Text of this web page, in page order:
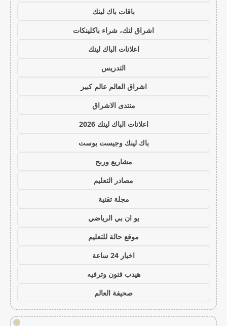
باقات باك لينك
اشراق لنك، شراء باكلينكات
اعلانات الباك لينك
التدريس
اشراق العالم عالم كبير
منتدى الاشراق
اعلانات الباك لينك 2026
باك لينك وجيست بوست
مشاريع وربح
مصادر التعليم
مجلة تقنية
يو ان بي الرياضي
موقع حالة للتعليم
اخبار 24 ساعة
هيدب فنون وترفيه
صحيفة العالم
!